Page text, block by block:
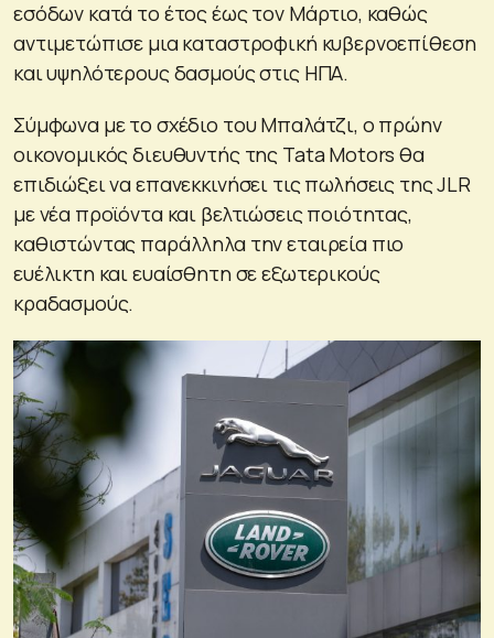
εσόδων κατά το έτος έως τον Μάρτιο, καθώς
αντιμετώπισε μια καταστροφική κυβερνοεπίθεση
και υψηλότερους δασμούς στις ΗΠΑ.
Σύμφωνα με το σχέδιο του Μπαλάτζι, ο πρώην
οικονομικός διευθυντής της Tata Motors θα
επιδιώξει να επανεκκινήσει τις πωλήσεις της JLR
με νέα προϊόντα και βελτιώσεις ποιότητας,
καθιστώντας παράλληλα την εταιρεία πιο
ευέλικτη και ευαίσθητη σε εξωτερικούς
κραδασμούς.